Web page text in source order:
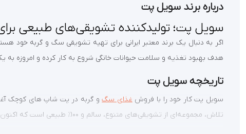
درباره برند سویل پت
سویل پت؛ تولیدکننده تشویقی‌های طبیعی
هدف بهبود تغذیه و سلامت حیوانات خانگی شروع به کار کرده و امروزه
تاریخچه سویل پت
سویل پت کار خود را با فروشغذای سگو گربه در پت شاپ های کوچک آغاز
تلاش، مجموعه‌ای از تشویقی‌های متنوع، سالم و ۱۰۰٪ طبیعی است که اکنون در